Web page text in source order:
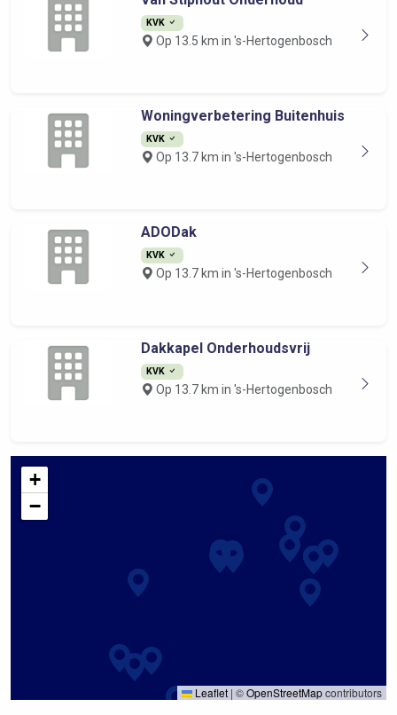
KVK
Op 13.5 km in 's-Hertogenbosch
Woningverbetering Buitenhuis
KVK
Op 13.7 km in 's-Hertogenbosch
ADODak
KVK
Op 13.7 km in 's-Hertogenbosch
Dakkapel Onderhoudsvrij
KVK
Op 13.7 km in 's-Hertogenbosch
+
−
Leaflet | ©OpenStreetMapcontributors